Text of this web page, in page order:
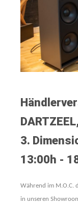
3.
13:00h -
Während im M.O.C.
in unseren